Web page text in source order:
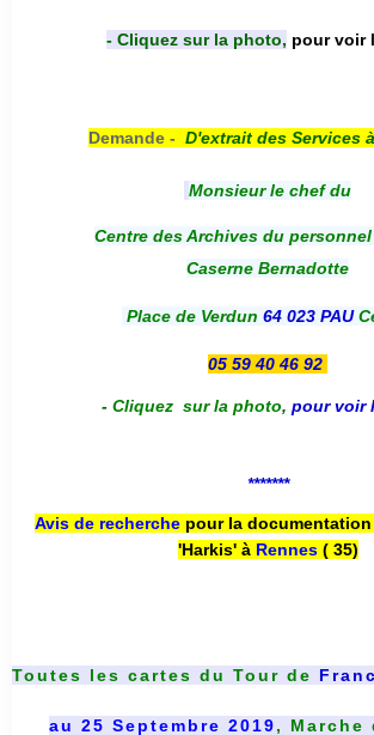
- Cliquez sur la photo, pour voir
Demande - D'extrait des Services à
Monsieur le chef du
Centre des Archives du
Caserne Bernadotte
Place de Verdun 64 023 PAU
05 59 40 46 92
- Cliquez sur la photo, pour voir
*******
Avis de recherche pour la
'Harkis' à Rennes( 35)
Toutes les cartes du Tour de
au 25 Septembre 2019, Marche